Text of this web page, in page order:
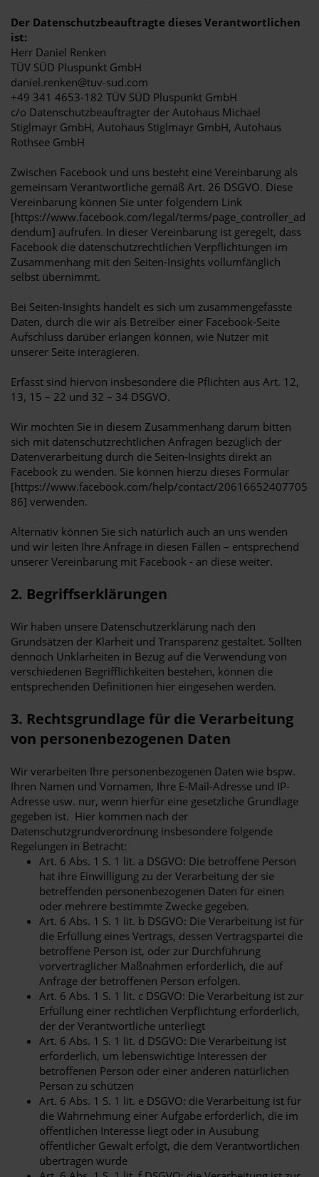
Der Datenschutzbeauftragte dieses Verantwortlichen
ist:
Herr Daniel Renken
TÜV SÜD Pluspunkt GmbH
daniel.renken@tuv-sud.com
+49 341 4653-182 TÜV SÜD Pluspunkt GmbH
c/o Datenschutzbeauftragter der Autohaus Michael
Stiglmayr GmbH, Autohaus Stiglmayr GmbH, Autohaus
Rothsee GmbH
Zwischen Facebook und uns besteht eine Vereinbarung als
gemeinsam Verantwortliche gemäß Art. 26 DSGVO. Diese
Vereinbarung können Sie unter folgendem Link
[https://www.facebook.com/legal/terms/page_controller_ad
dendum] aufrufen. In dieser Vereinbarung ist geregelt, dass
Facebook die datenschutzrechtlichen Verpflichtungen im
Zusammenhang mit den Seiten-Insights vollumfänglich
selbst übernimmt.
Bei Seiten-Insights handelt es sich um zusammengefasste
Daten, durch die wir als Betreiber einer Facebook-Seite
Aufschluss darüber erlangen können, wie Nutzer mit
unserer Seite interagieren.
Erfasst sind hiervon insbesondere die Pflichten aus Art. 12,
13, 15 – 22 und 32 – 34 DSGVO.
Wir möchten Sie in diesem Zusammenhang darum bitten
sich mit datenschutzrechtlichen Anfragen bezüglich der
Datenverarbeitung durch die Seiten-Insights direkt an
Facebook zu wenden. Sie können hierzu dieses Formular
[https://www.facebook.com/help/contact/20616652407705
86] verwenden.
Alternativ können Sie sich natürlich auch an uns wenden
und wir leiten Ihre Anfrage in diesen Fällen – entsprechend
unserer Vereinbarung mit Facebook - an diese weiter.
2. Begriffserklärungen
Wir haben unsere Datenschutzerklärung nach den
Grundsätzen der Klarheit und Transparenz gestaltet. Sollten
dennoch Unklarheiten in Bezug auf die Verwendung von
verschiedenen Begrifflichkeiten bestehen, können die
entsprechenden Definitionen hier eingesehen werden.
3. Rechtsgrundlage für die Verarbeitung
von personenbezogenen Daten
Wir verarbeiten Ihre personenbezogenen Daten wie bspw.
Ihren Namen und Vornamen, Ihre E-Mail-Adresse und IP-
Adresse usw. nur, wenn hierfür eine gesetzliche Grundlage
gegeben ist. Hier kommen nach der
Datenschutzgrundverordnung insbesondere folgende
Regelungen in Betracht:
Art. 6 Abs. 1 S. 1 lit. a DSGVO: Die betroffene Person
hat ihre Einwilligung zu der Verarbeitung der sie
betreffenden personenbezogenen Daten für einen
oder mehrere bestimmte Zwecke gegeben.
Art. 6 Abs. 1 S. 1 lit. b DSGVO: Die Verarbeitung ist für
die Erfüllung eines Vertrags, dessen Vertragspartei die
betroffene Person ist, oder zur Durchführung
vorvertraglicher Maßnahmen erforderlich, die auf
Anfrage der betroffenen Person erfolgen.
Art. 6 Abs. 1 S. 1 lit. c DSGVO: Die Verarbeitung ist zur
Erfüllung einer rechtlichen Verpflichtung erforderlich,
der der Verantwortliche unterliegt
Art. 6 Abs. 1 S. 1 lit. d DSGVO: Die Verarbeitung ist
erforderlich, um lebenswichtige Interessen der
betroffenen Person oder einer anderen natürlichen
Person zu schützen
Art. 6 Abs. 1 S. 1 lit. e DSGVO: die Verarbeitung ist für
die Wahrnehmung einer Aufgabe erforderlich, die im
öffentlichen Interesse liegt oder in Ausübung
öffentlicher Gewalt erfolgt, die dem Verantwortlichen
übertragen wurde